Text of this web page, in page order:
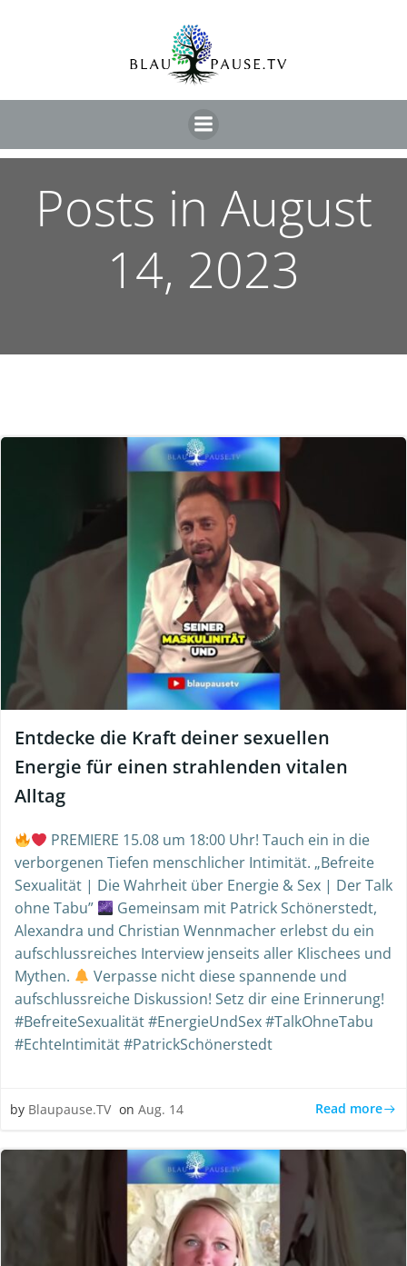
Posts in August
14, 2023
Entdecke die Kraft deiner sexuellen
Energie für einen strahlenden vitalen
Alltag
PREMIERE 15.08 um 18:00 Uhr! Tauch ein in die
verborgenen Tiefen menschlicher Intimität. „Befreite
Sexualität | Die Wahrheit über Energie & Sex | Der Talk
ohne Tabu”
Gemeinsam mit Patrick Schönerstedt,
Alexandra und Christian Wennmacher erlebst du ein
aufschlussreiches Interview jenseits aller Klischees und
Mythen.
Verpasse nicht diese spannende und
aufschlussreiche Diskussion! Setz dir eine Erinnerung!
#BefreiteSexualität #EnergieUndSex #TalkOhneTabu
#EchteIntimität #PatrickSchönerstedt
by Blaupause.TV on Aug. 14 Read more